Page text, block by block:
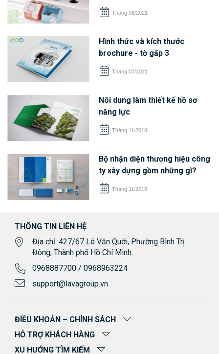
Tháng 08/2021
Hình thức và kích thước
brochure - tờ gấp 3
Tháng 07/2021
Nôi dung làm thiết kế hồ sơ
năng lực
Tháng 11/2018
Bộ nhận diện thương hiệu công
ty xây dựng gồm những gì?
Tháng 11/2018
THÔNG TIN LIÊN HỆ
Địa chỉ: 427/67 Lê Văn Quới, Phường Bình Trị
Đông, Thành phố Hồ Chí Minh.
0968887700 / 0968963224
support@lavagroup.vn
ĐIỀU KHOẢN – CHÍNH SÁCH
HỖ TRỢ KHÁCH HÀNG
XU HƯỚNG TÌM KIẾM